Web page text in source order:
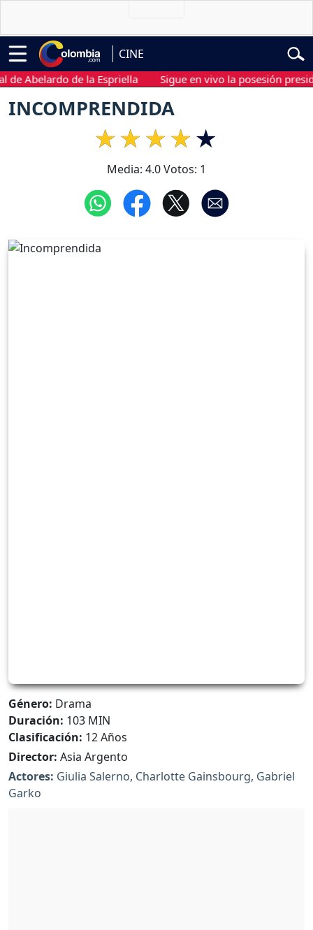
CINE
de la Espriella Sigue en vivo la posesión
INCOMPRENDIDA
Media: 4.0Votos: 1
Género: Drama
Duración: 103 MIN
Clasificación: 12 Años
Director: Asia Argento
Actores: Giulia Salerno, Charlotte Gainsbourg, Gabriel
Garko